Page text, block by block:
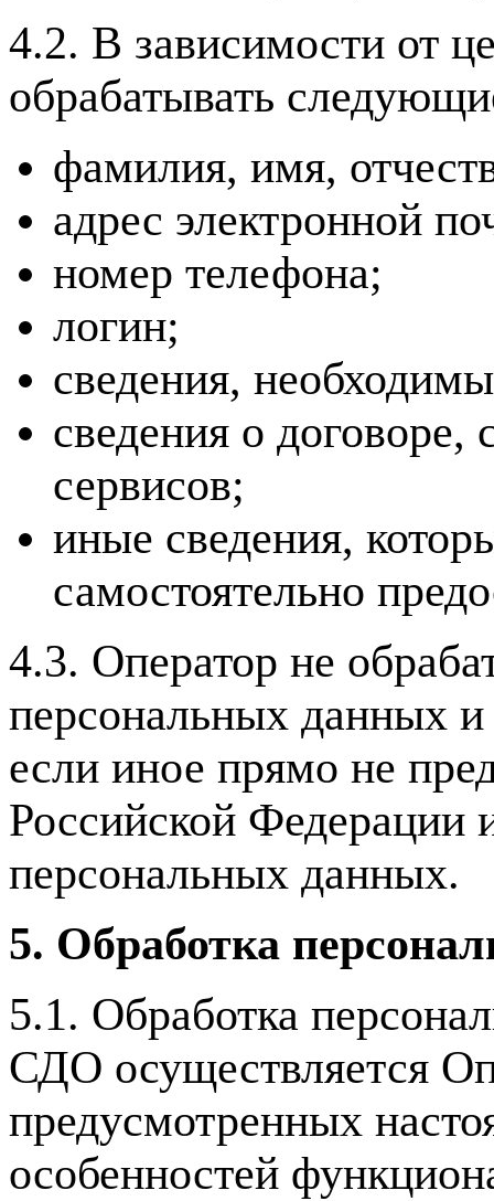
4.2. В зависимости от
обрабатывать
фамилия, имя,
адрес электронной
номер телефона;
логин;
сведения,
сведения о договоре,
сервисов;
иные сведения,
самостоятельно
4.3. Оператор не
персональных данных
если иное прямо не
Российской Федерации
персональных данных.
5. Обработка
5.1. Обработка
СДО осуществляется
предусмотренных
особенностей